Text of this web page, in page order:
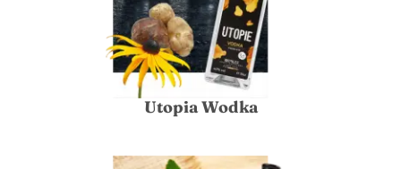
Utopia Wodka